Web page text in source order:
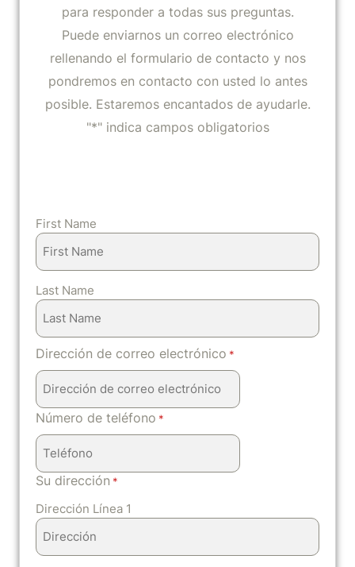
para responder a todas sus preguntas.
Puede enviarnos un correo electrónico
rellenando el formulario de contacto y nos
pondremos en contacto con usted lo antes
posible. Estaremos encantados de ayudarle.
"*" indica campos obligatorios
First Name
Last Name
Dirección de correo electrónico *
Número de teléfono *
Su dirección *
Dirección Línea 1